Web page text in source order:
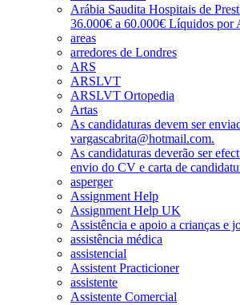
Arábia Saudita Hospitais de
36.000€ a 60.000€ Líquidos por
areas
arredores de Londres
ARS
ARSLVT
ARSLVT Ortopedia
Artas
As candidaturas devem ser
vargascabrita@hotmail.com.
As candidaturas deverão ser
envio do CV e carta de
asperger
Assignment Help
Assignment Help UK
Assistência e apoio a crianças e
assistência médica
assistencial
Assistent Practicioner
assistente
Assistente Comercial